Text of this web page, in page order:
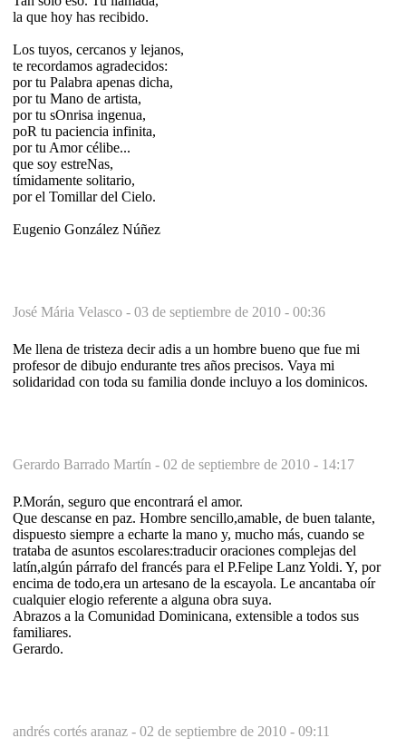
la que hoy has recibido.
Los tuyos, cercanos y lejanos,
te recordamos agradecidos:
por tu Palabra apenas dicha,
por tu Mano de artista,
por tu sOnrisa ingenua,
poR tu paciencia infinita,
por tu Amor célibe...
que soy estreNas,
tímidamente solitario,
por el Tomillar del Cielo.
Eugenio González Núñez
José Mária Velasco - 03 de septiembre de 2010 - 00:36
Me llena de tristeza decir adis a un hombre bueno que fue mi
profesor de dibujo endurante tres años precisos. Vaya mi
solidaridad con toda su familia donde incluyo a los dominicos.
Gerardo Barrado Martín - 02 de septiembre de 2010 - 14:17
P.Morán, seguro que encontrará el amor.
Que descanse en paz. Hombre sencillo,amable, de buen talante,
dispuesto siempre a echarte la mano y, mucho más, cuando se
trataba de asuntos escolares:traducir oraciones complejas del
latín,algún párrafo del francés para el P.Felipe Lanz Yoldi. Y, por
encima de todo,era un artesano de la escayola. Le ancantaba oír
cualquier elogio referente a alguna obra suya.
Abrazos a la Comunidad Dominicana, extensible a todos sus
familiares.
Gerardo.
andrés cortés aranaz - 02 de septiembre de 2010 - 09:11